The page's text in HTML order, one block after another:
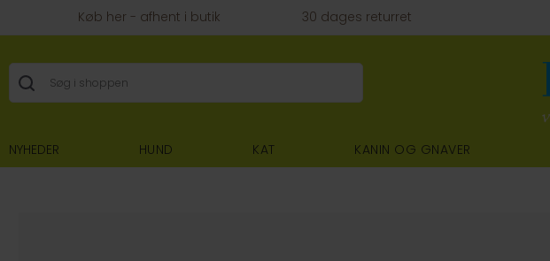
Køb her - afhent i butik 30 dages returret
NYHEDER HUND KAT KANIN OG GNAVER